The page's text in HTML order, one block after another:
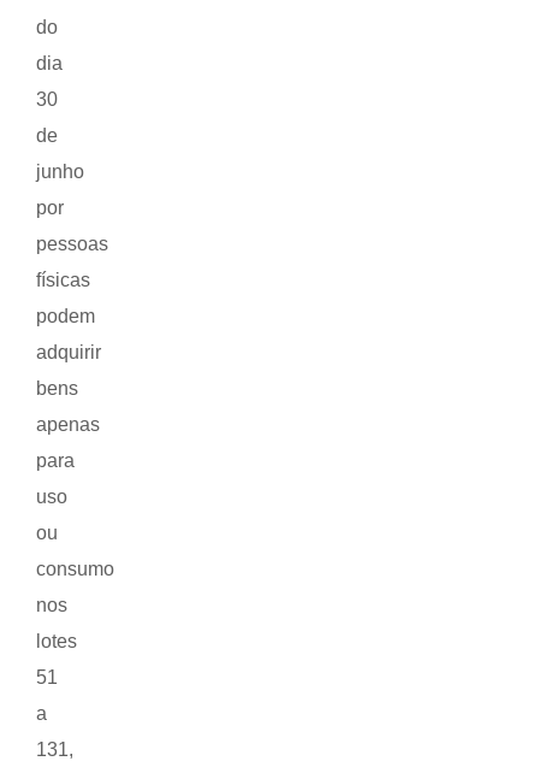
do
dia
30
de
junho
por
pessoas
físicas
podem
adquirir
bens
apenas
para
uso
ou
consumo
nos
lotes
51
a
131,